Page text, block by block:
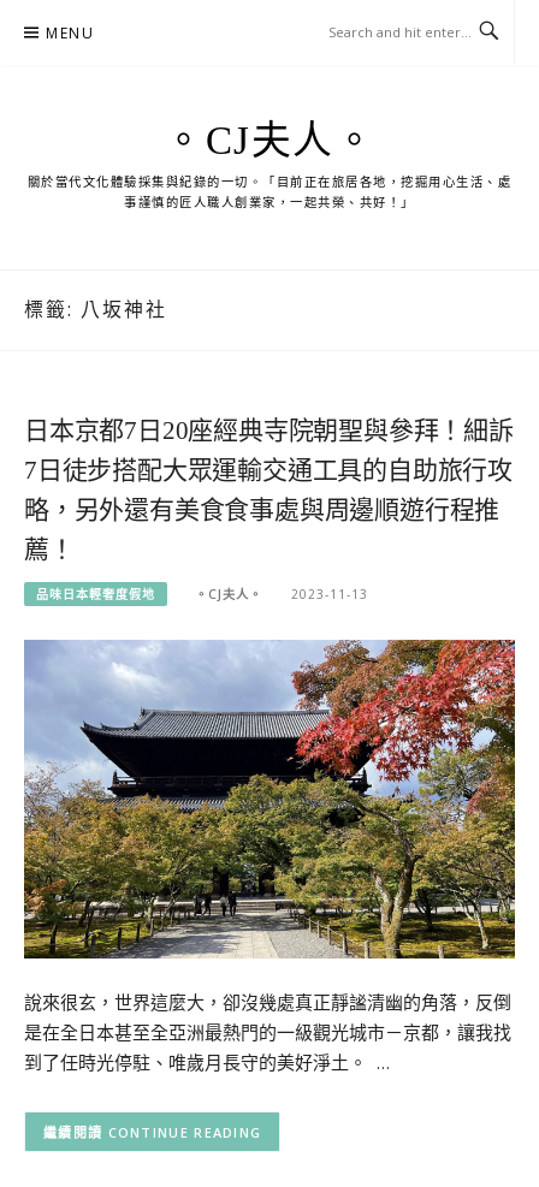
MENU
。CJ夫人。
關於當代文化體驗採集與紀錄的一切。「目前正在旅居各地，挖掘用心生活、處
事謹慎的匠人職人創業家，一起共榮、共好！」
標籤: 八坂神社
日本京都7日20座經典寺院朝聖與參拜！細訴
7日徒步搭配大眾運輸交通工具的自助旅行攻
略，另外還有美食食事處與周邊順遊行程推
薦！
品味日本輕奢度假地 。CJ夫人。 2023-11-13
說來很玄，世界這麼大，卻沒幾處真正靜謐清幽的角落，反倒
是在全日本甚至全亞洲最熱門的一級觀光城市－京都，讓我找
到了任時光停駐、唯歲月長守的美好淨土。 …
CONTINUE READING